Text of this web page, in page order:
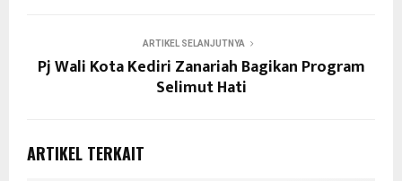
ARTIKEL SELANJUTNYA
Pj Wali Kota Kediri Zanariah Bagikan Program
Selimut Hati
ARTIKEL TERKAIT